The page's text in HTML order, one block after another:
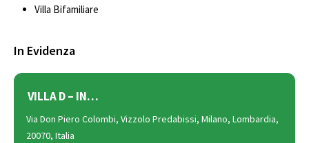
Villa Bifamiliare
In Evidenza
VILLA D – IN…
Via Don Piero Colombi, Vizzolo Predabissi, Milano, Lombardia,
20070, Italia